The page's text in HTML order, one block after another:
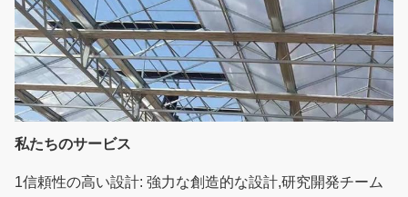
私たちのサービス
1信頼性の高い設計: 強力な創造的な設計,研究開発チーム